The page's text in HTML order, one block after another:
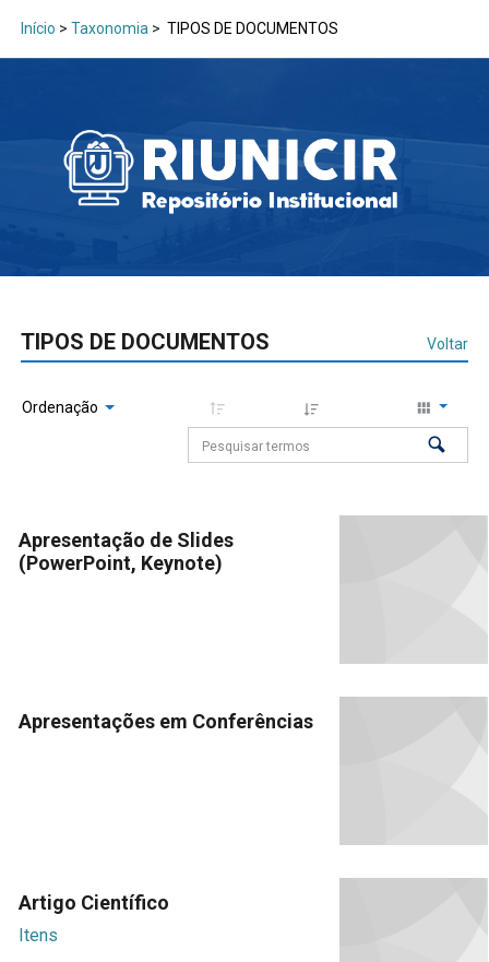
Início > Taxonomia > TIPOS DE DOCUMENTOS
TIPOS DE DOCUMENTOS Voltar
Ordenação
Apresentação de Slides
(PowerPoint, Keynote)
Apresentações em Conferências
Artigo Científico
Itens